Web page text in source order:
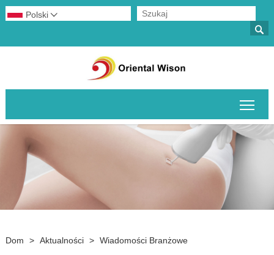

Polski 
Dom > Aktualności > Wiadomości Branżowe